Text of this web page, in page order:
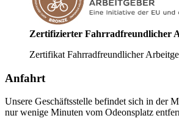
Zertifizierter Fahrradfreundlicher
Zertifikat Fahrradfreundlicher
Anfahrt
Unsere Geschäftsstelle befindet sich in der
nur wenige Minuten vom Odeonsplatz